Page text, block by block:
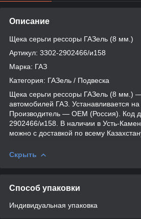
Описание
Щека серьги рессоры ГАЗель (8 мм.)
Артикул: 3302-2902466/и158
Марка: ГАЗ
Категория: ГАЗель / Подвеска
Щека серьги рессоры ГАЗель (8 мм.)
автомобилей ГАЗ. Устанавливается на
Производитель — OEM (Россия). Код
2902466/и158. В наличии в Усть-
можно с доставкой по всему
Скрыть
Способ упаковки
Индивидуальная упаковка